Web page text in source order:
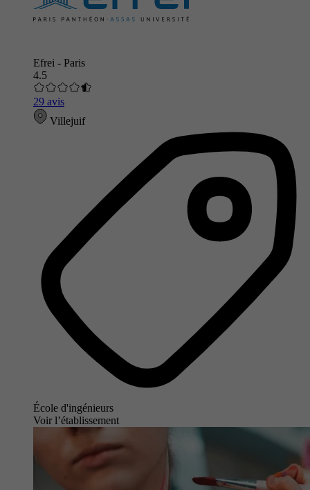
Efrei - Paris
4.5
29 avis
Villejuif
École d'ingénieurs
Voir l’établissement